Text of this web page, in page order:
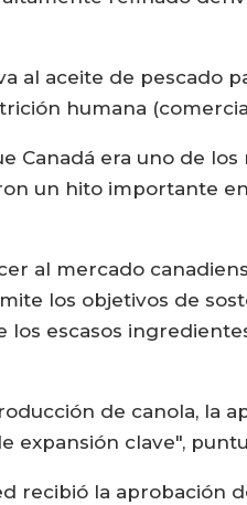
al aceite de pescado
humana
Canadá era uno de
un hito importante
al mercado
los objetivos de
escasos
de canola, la
expansión clave",
recibió la aprobación